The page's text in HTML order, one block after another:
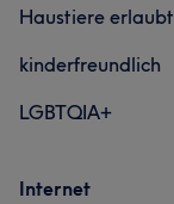
Haustiere erlaubt
kinderfreundlich
LGBTQIA+
Internet